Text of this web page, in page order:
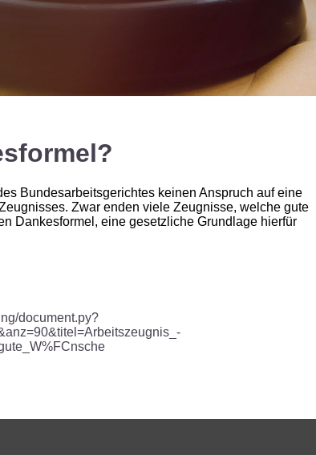
Bundesarbeitsgerichtes keinen Anspruch auf eine
Zwar enden viele Zeugnisse, welche gute
Dankesformel, eine gesetzliche Grundlage hierfür
document.py?